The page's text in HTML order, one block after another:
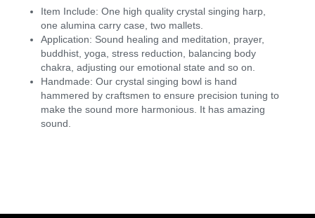
Item Include: One high quality crystal singing harp,
one alumina carry case, two mallets.
Application: Sound healing and meditation, prayer,
buddhist, yoga, stress reduction, balancing body
chakra, adjusting our emotional state and so on.
Handmade: Our crystal singing bowl is hand
hammered by craftsmen to ensure precision tuning to
make the sound more harmonious. It has amazing
sound.